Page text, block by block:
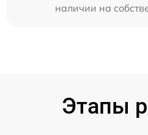
наличии на
Этапы